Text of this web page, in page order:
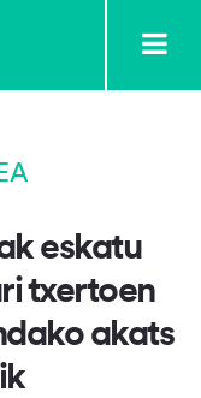
eskatu
txertoen
akats